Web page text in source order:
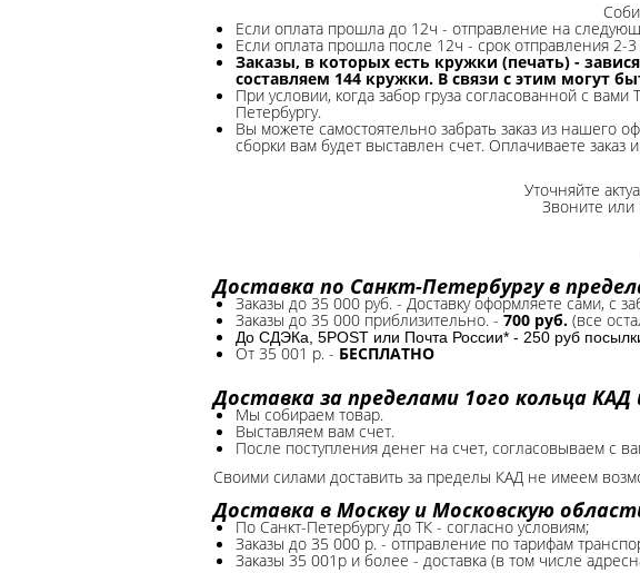
Если оплата прошла до 12ч - отправление на
Если оплата прошла после 12ч - срок отправления 2-
Заказы, в которых есть кружки (печать) -
составляем 144 кружки. В связи с этим могут
При условии, когда забор груза согласованной с
Петербургу.
Вы можете самостоятельно забрать заказ из нашего
сборки вам будет выставлен счет. Оплачиваете заказ
Уточняйте
Звоните
Доставка по Санкт-Петербургу в
Заказы до 35 000 руб. - Доставку оформляете сами, с
Заказы до 35 000 приблизительно. - 700 руб. (все
До СДЭКа, 5POST или Почта России* - 250 руб
От 35 001 р. - БЕСПЛАТНО
Доставка за пределами 1ого кольца
Мы собираем товар.
Выставляем вам счет.
После поступления денег на счет, согласовываем с
Своими силами доставить за пределы КАД не имеем
Доставка в Москву и Московскую
По Санкт-Петербургу до ТК - согласно условиям;
Заказы до 35 000 р. - отправление по тарифам
Заказы 35 001р и более - доставка (в том числе